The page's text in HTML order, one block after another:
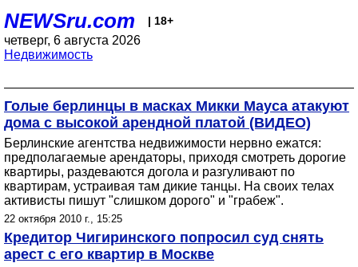
NEWSru.com | 18+
четверг, 6 августа 2026
Недвижимость
Голые берлинцы в масках Микки Мауса атакуют
дома с высокой арендной платой (ВИДЕО)
Берлинские агентства недвижимости нервно ежатся:
предполагаемые арендаторы, приходя смотреть дорогие
квартиры, раздеваются догола и разгуливают по
квартирам, устраивая там дикие танцы. На своих телах
активисты пишут "слишком дорого" и "грабеж".
22 октября 2010 г., 15:25
Кредитор Чигиринского попросил суд снять
арест с его квартир в Москве